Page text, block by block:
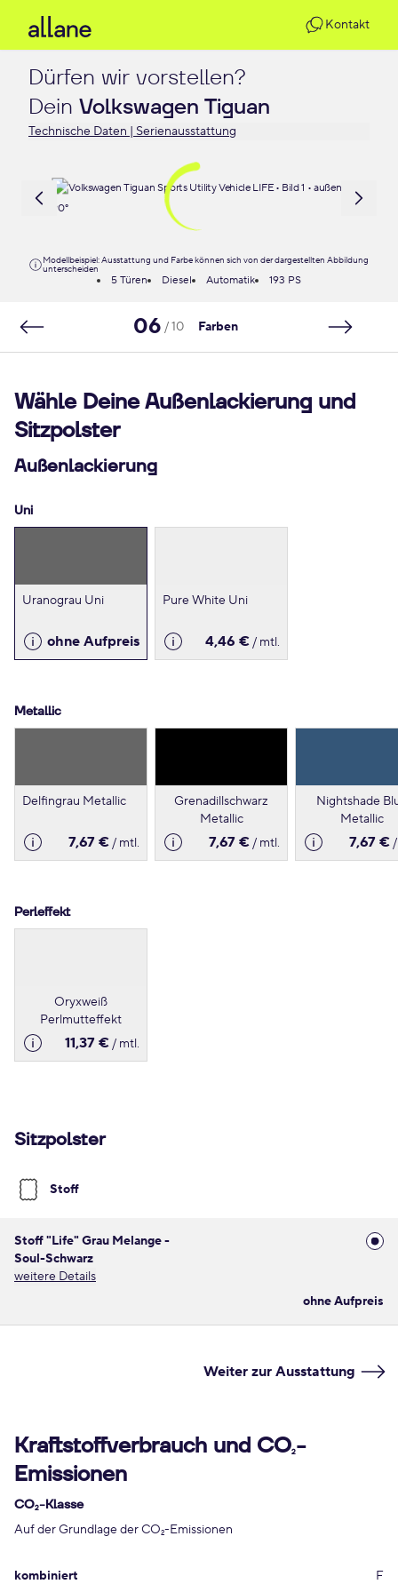
Kontakt
Dürfen wir vorstellen?
Dein Volkswagen Tiguan
Technische Daten | Serienausstattung
Modellbeispiel: Ausstattung und Farbe können sich von der dargestellten Abbildung
unterscheiden
5 Türen Diesel Automatik 193 PS
06 / 10 Farben
Wähle Deine Außenlackierung und
Sitzpolster
Außenlackierung
Uni
Uranograu Uni
ohne Aufpreis
Pure White Uni
4,46 €/ mtl.
Metallic
Delfingrau Metallic
7,67 €/ mtl.
Grenadillschwarz
Metallic
7,67 €/ mtl.
Nightshade
Metallic
7,67 €
Perleffekt
Oryxweiß
Perlmutteffekt
11,37 €/ mtl.
Sitzpolster
Stoff
Stoff "Life" Grau Melange -
Soul-Schwarz
weitere Details
ohne Aufpreis
Weiter zur Ausstattung
Kraftstoffverbrauch und CO2-
Emissionen
CO2-Klasse
Auf der Grundlage der CO2-Emissionen
kombiniert F